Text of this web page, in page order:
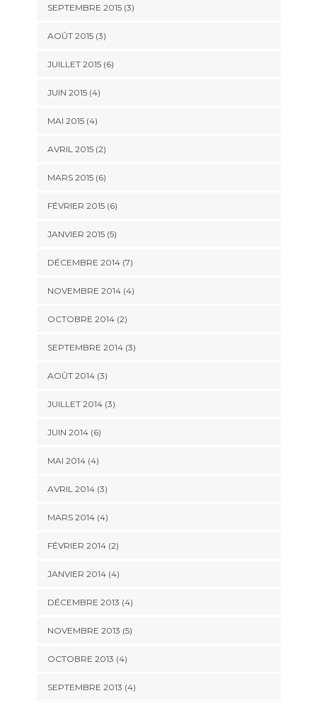
SEPTEMBRE 2015(3)
AOÛT 2015(3)
JUILLET 2015(6)
JUIN 2015(4)
MAI 2015(4)
AVRIL 2015(2)
MARS 2015(6)
FÉVRIER 2015(6)
JANVIER 2015(5)
DÉCEMBRE 2014(7)
NOVEMBRE 2014(4)
OCTOBRE 2014(2)
SEPTEMBRE 2014(3)
AOÛT 2014(3)
JUILLET 2014(3)
JUIN 2014(6)
MAI 2014(4)
AVRIL 2014(3)
MARS 2014(4)
FÉVRIER 2014(2)
JANVIER 2014(4)
DÉCEMBRE 2013 (4)
NOVEMBRE 2013 (5)
OCTOBRE 2013 (4)
SEPTEMBRE 2013 (4)